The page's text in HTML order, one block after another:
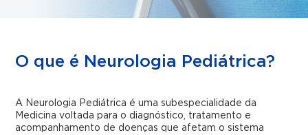
O que é Neurologia Pediátrica?
A Neurologia Pediátrica é uma subespecialidade da
Medicina voltada para o diagnóstico, tratamento e
acompanhamento de doenças que afetam o sistema